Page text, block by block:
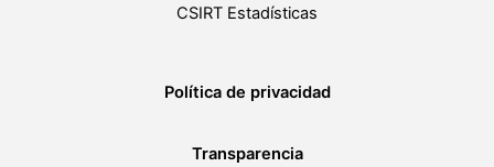
CSIRT Estadísticas
Política de privacidad
Transparencia